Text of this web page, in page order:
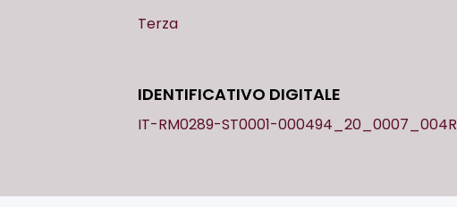
Terza
IDENTIFICATIVO DIGITALE
IT-RM0289-ST0001-000494_20_0007_004R